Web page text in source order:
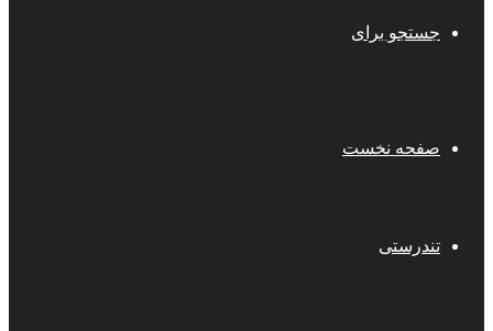
جستجو برای
صفحه نخست
تندرستی